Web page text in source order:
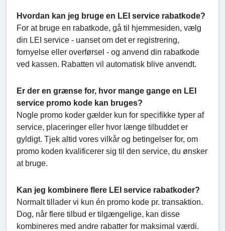
Hvordan kan jeg bruge en LEI service rabatkode?
For at bruge en rabatkode, gå til hjemmesiden, vælg
din LEI service - uanset om det er registrering,
fornyelse eller overførsel - og anvend din rabatkode
ved kassen. Rabatten vil automatisk blive anvendt.
Er der en grænse for, hvor mange gange en LEI
service promo kode kan bruges?
Nogle promo koder gælder kun for specifikke typer af
service, placeringer eller hvor længe tilbuddet er
gyldigt. Tjek altid vores vilkår og betingelser for, om
promo koden kvalificerer sig til den service, du ønsker
at bruge.
Kan jeg kombinere flere LEI service rabatkoder?
Normalt tillader vi kun én promo kode pr. transaktion.
Dog, når flere tilbud er tilgængelige, kan disse
kombineres med andre rabatter for maksimal værdi.